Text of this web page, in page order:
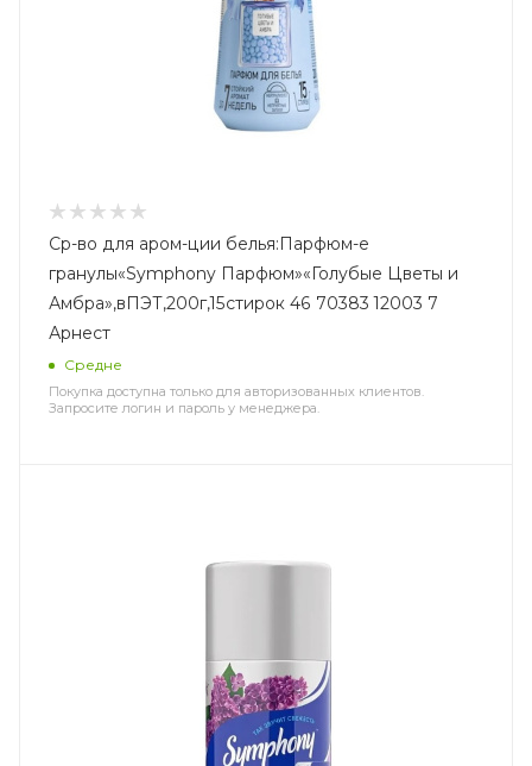
Ср-во для аром-ции белья:Парфюм-е
гранулы«Symphony Парфюм»«Голубые Цветы и
Амбра»,вПЭТ,200г,15стирок 46 70383 12003 7
Арнест
Средне
Покупка доступна только для авторизованных клиентов.
Запросите логин и пароль у менеджера.